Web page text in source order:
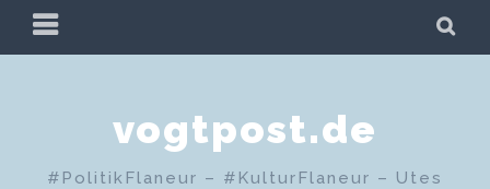
Zum
PRIMÄRES
MENÜ
vogtpost.de
#PolitikFlaneur – #KulturFlaneur – Utes